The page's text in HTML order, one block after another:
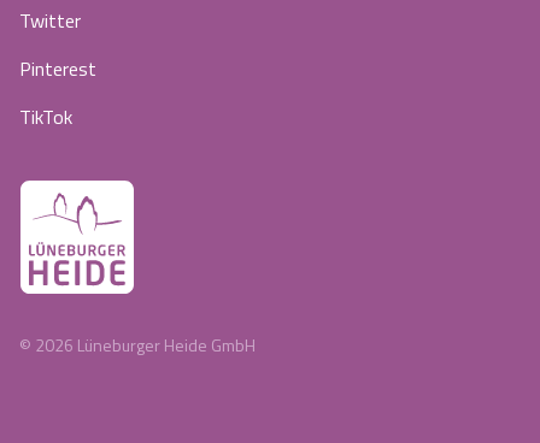
Twitter
Pinterest
TikTok
© 2026 Lüneburger Heide GmbH